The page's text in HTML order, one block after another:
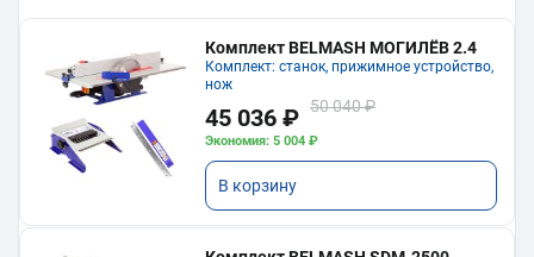
Комплект BELMASH МОГИЛЁВ 2.4
Комплект: станок, прижимное устройство,
нож
45 036 ₽ 50 040 ₽
Экономия: 5 004 ₽
В корзину